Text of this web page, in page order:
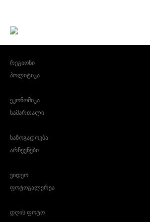
რეგიონი
პოლიტიკა
ეკონომიკა
სამართალი
საზოგადოება
არჩევნები
ვიდეო
ფოტოგალერეა
დღის ფოტო